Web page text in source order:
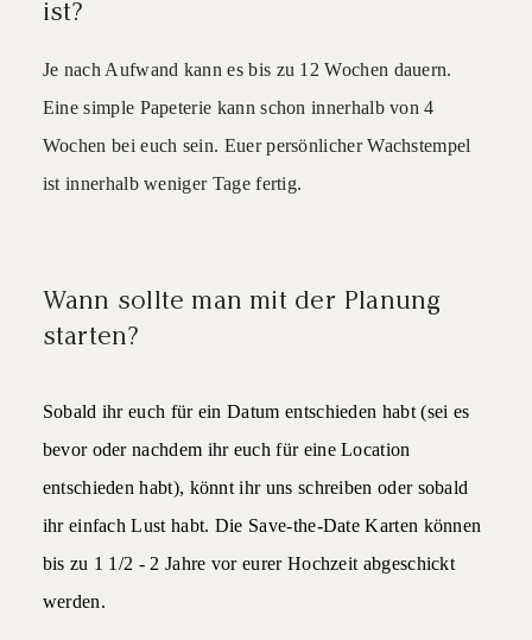
Wann sollte man mit der Planung
starten?
ist?
Sobald ihr euch für ein Datum entschieden habt (sei es
bevor oder nachdem ihr euch für eine Location
entschieden habt), könnt ihr uns schreiben oder sobald
ihr einfach Lust habt. Die Save-the-Date Karten können
bis zu 1 1/2 - 2 Jahre vor eurer Hochzeit abgeschickt
werden.
Je nach Aufwand kann es bis zu 12 Wochen dauern.
Eine simple Papeterie kann schon innerhalb von 4
Wochen bei euch sein. Euer persönlicher Wachstempel
ist innerhalb weniger Tage fertig.